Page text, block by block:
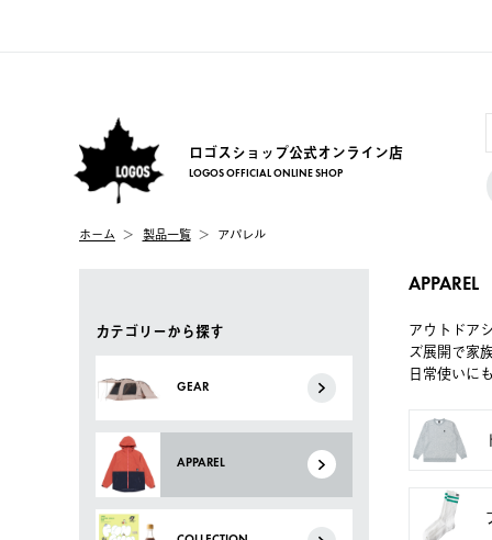
ロゴスショップ公式オンライン店
LOGOS OFFICIAL ONLINE SHOP
ホーム 製品一覧 アパレル
カテゴリーから探す
GEAR
APPAREL
APPAREL
アウトドア
ズ展開で家
日常使いに